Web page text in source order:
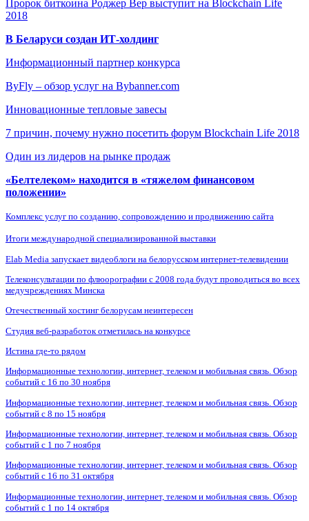
Пророк биткоина Роджер Вер выступит на Blockchain Life
2018
В Беларуси создан ИТ-холдинг
Информационный партнер конкурса
ByFly – обзор услуг на Bybanner.com
Инновационные тепловые завесы
7 причин, почему нужно посетить форум Blockchain Life 2018
Один из лидеров на рынке продаж
«Белтелеком» находится в «тяжелом финансовом
положении»
Комплекс услуг по созданию, сопровождению и продвижению сайта
Итоги международной специализированной выставки
Elab Media запускает видеоблоги на белорусском интернет-телевидении
Телеконсультации по флюорографии с 2008 года будут проводиться во всех
медучреждениях Минска
Отечественный хостинг белорусам неинтересен
Студия веб-разработок отметилась на конкурсе
Истина где-то рядом
Информационные технологии, интернет, телеком и мобильная связь. Обзор
событий с 16 по 30 ноября
Информационные технологии, интернет, телеком и мобильная связь. Обзор
событий с 8 по 15 ноября
Информационные технологии, интернет, телеком и мобильная связь. Обзор
событий с 1 по 7 ноября
Информационные технологии, интернет, телеком и мобильная связь. Обзор
событий с 16 по 31 октября
Информационные технологии, интернет, телеком и мобильная связь. Обзор
событий с 1 по 14 октября